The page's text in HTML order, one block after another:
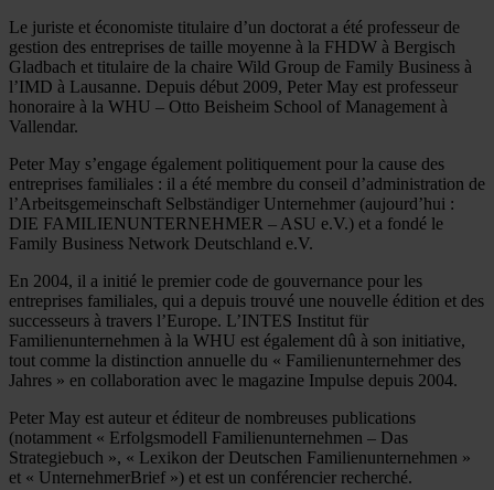
Le juriste et économiste titulaire d’un doctorat a été professeur de
gestion des entreprises de taille moyenne à la FHDW à Bergisch
Gladbach et titulaire de la chaire Wild Group de Family Business à
l’IMD à Lausanne. Depuis début 2009, Peter May est professeur
honoraire à la WHU – Otto Beisheim School of Management à
Vallendar.
Peter May s’engage également politiquement pour la cause des
entreprises familiales : il a été membre du conseil d’administration de
l’Arbeitsgemeinschaft Selbständiger Unternehmer (aujourd’hui :
DIE FAMILIENUNTERNEHMER – ASU e.V.) et a fondé le
Family Business Network Deutschland e.V.
En 2004, il a initié le premier code de gouvernance pour les
entreprises familiales, qui a depuis trouvé une nouvelle édition et des
successeurs à travers l’Europe. L’INTES Institut für
Familienunternehmen à la WHU est également dû à son initiative,
tout comme la distinction annuelle du « Familienunternehmer des
Jahres » en collaboration avec le magazine Impulse depuis 2004.
Peter May est auteur et éditeur de nombreuses publications
(notamment « Erfolgsmodell Familienunternehmen – Das
Strategiebuch », « Lexikon der Deutschen Familienunternehmen »
et « UnternehmerBrief ») et est un conférencier recherché.